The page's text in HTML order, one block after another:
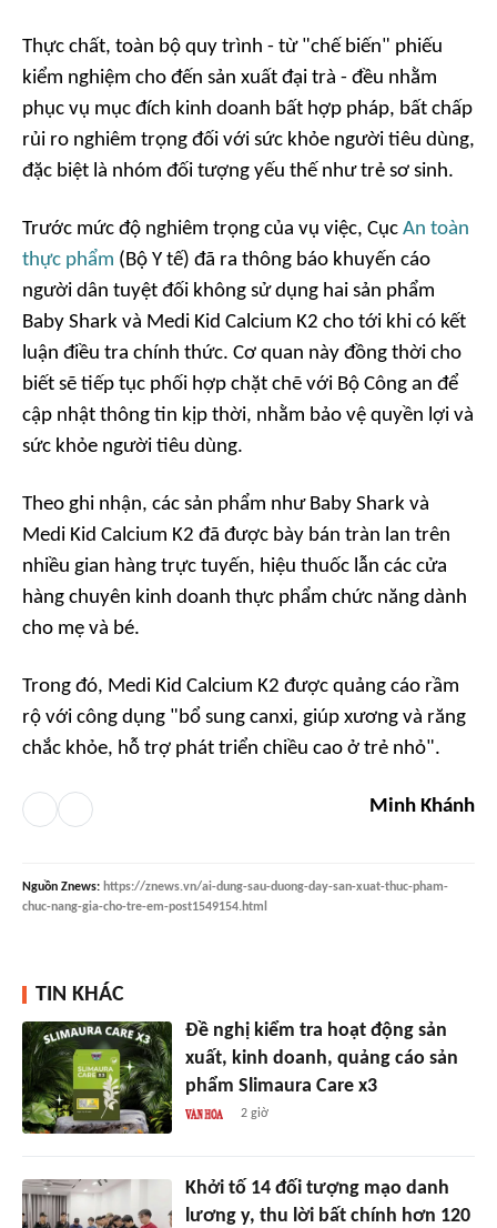
Thực chất, toàn bộ quy trình - từ "chế biến" phiếu
kiểm nghiệm cho đến sản xuất đại trà - đều nhằm
phục vụ mục đích kinh doanh bất hợp pháp, bất chấp
rủi ro nghiêm trọng đối với sức khỏe người tiêu dùng,
đặc biệt là nhóm đối tượng yếu thế như trẻ sơ sinh.
Trước mức độ nghiêm trọng của vụ việc, Cục An toàn
thực phẩm (Bộ Y tế) đã ra thông báo khuyến cáo
người dân tuyệt đối không sử dụng hai sản phẩm
Baby Shark và Medi Kid Calcium K2 cho tới khi có kết
luận điều tra chính thức. Cơ quan này đồng thời cho
biết sẽ tiếp tục phối hợp chặt chẽ với Bộ Công an để
cập nhật thông tin kịp thời, nhằm bảo vệ quyền lợi và
sức khỏe người tiêu dùng.
Theo ghi nhận, các sản phẩm như Baby Shark và
Medi Kid Calcium K2 đã được bày bán tràn lan trên
nhiều gian hàng trực tuyến, hiệu thuốc lẫn các cửa
hàng chuyên kinh doanh thực phẩm chức năng dành
cho mẹ và bé.
Trong đó, Medi Kid Calcium K2 được quảng cáo rầm
rộ với công dụng "bổ sung canxi, giúp xương và răng
chắc khỏe, hỗ trợ phát triển chiều cao ở trẻ nhỏ".
Minh Khánh
Nguồn Znews: https://znews.vn/ai-dung-sau-duong-day-san-xuat-thuc-pham-
chuc-nang-gia-cho-tre-em-post1549154.html
TIN KHÁC
Đề nghị kiểm tra hoạt động sản
xuất, kinh doanh, quảng cáo sản
phẩm Slimaura Care x3
2 giờ
Khởi tố 14 đối tượng mạo danh
lương y, thu lời bất chính hơn 120